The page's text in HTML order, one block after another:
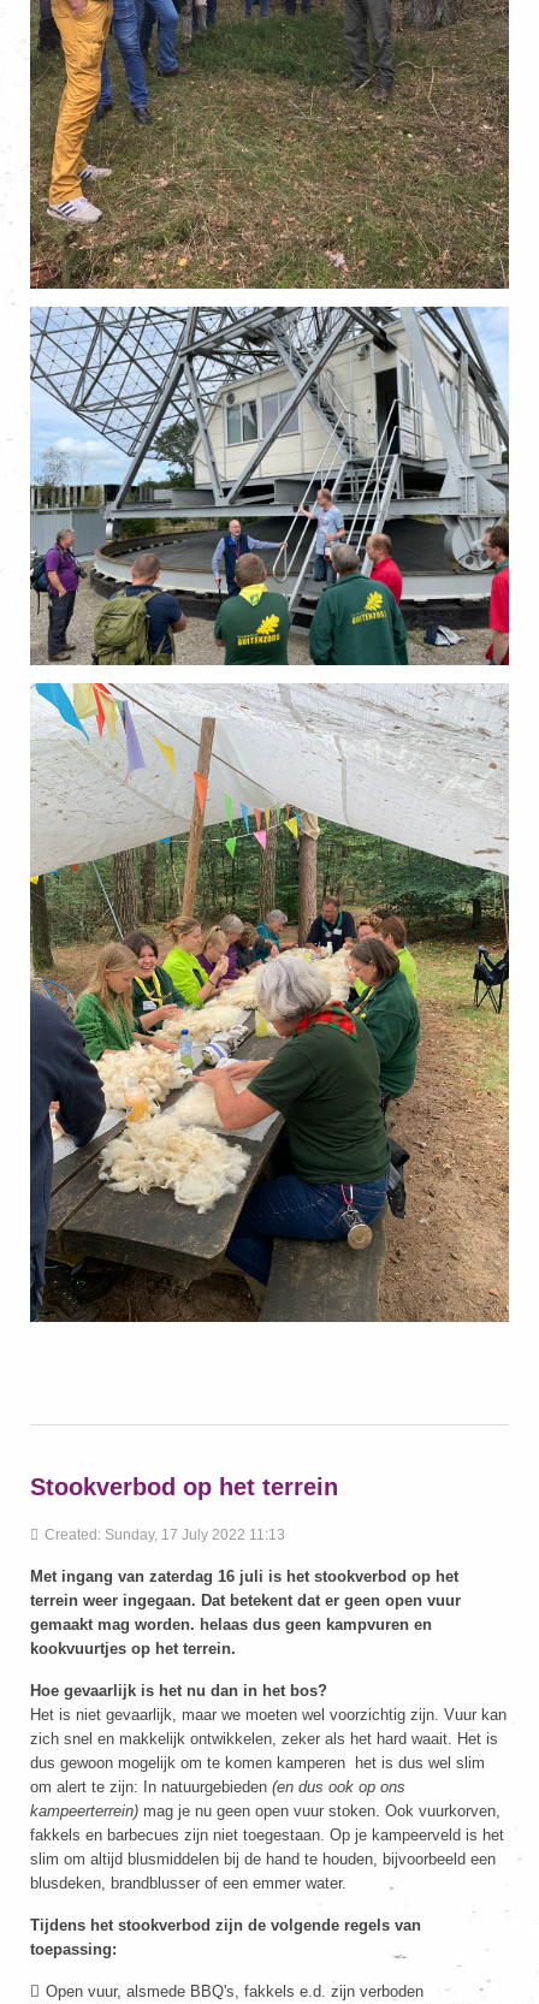
Stookverbod op het terrein
Created: Sunday, 17 July 2022 11:13
Met ingang van zaterdag 16 juli is het stookverbod op het
terrein weer ingegaan. Dat betekent dat er geen open vuur
gemaakt mag worden. helaas dus geen kampvuren en
kookvuurtjes op het terrein.
Hoe gevaarlijk is het nu dan in het bos?
Het is niet gevaarlijk, maar we moeten wel voorzichtig zijn. Vuur kan
zich snel en makkelijk ontwikkelen, zeker als het hard waait. Het is
dus gewoon mogelijk om te komen kamperen het is dus wel slim
om alert te zijn: In natuurgebieden (en dus ook op ons
kampeerterrein) mag je nu geen open vuur stoken. Ook vuurkorven,
fakkels en barbecues zijn niet toegestaan. Op je kampeerveld is het
slim om altijd blusmiddelen bij de hand te houden, bijvoorbeeld een
blusdeken, brandblusser of een emmer water.
Tijdens het stookverbod zijn de volgende regels van
toepassing:
Open vuur, alsmede BBQ's, fakkels e.d. zijn verboden